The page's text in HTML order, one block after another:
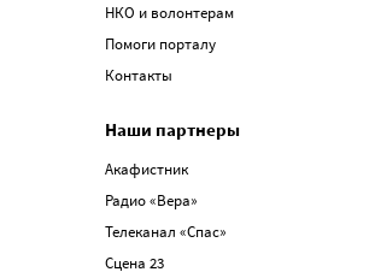
НКО и волонтерам
Помоги порталу
Контакты
Наши партнеры
Акафистник
Радио «Вера»
Телеканал «Спас»
Сцена 23